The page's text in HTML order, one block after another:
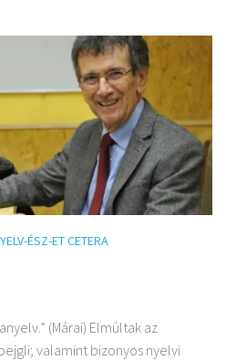
ÉSZ-ET CETERA
(Márai) Elmúltak az
valamint bizonyos nyelvi